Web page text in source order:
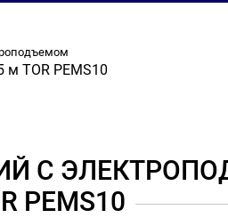
м TOR PEMS10
С
PEMS10